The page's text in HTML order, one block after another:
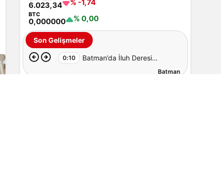
6.023,34 % -1,74
BTC
0,000000 % 0,00
Son Gelişmeler
0:10 Batman’da İluh Deresi
Batman